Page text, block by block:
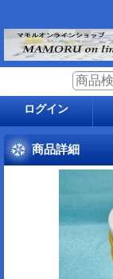
ログイン
商品詳細